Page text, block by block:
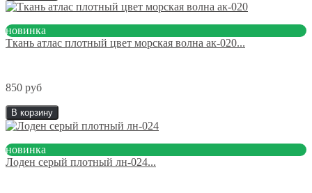
новинка
Ткань атлас плотный цвет морская волна ак-020...
850 руб
В корзину
новинка
Лоден серый плотный лн-024...